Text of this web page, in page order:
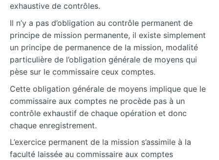
exhaustive de contrôles.
Il n’y a pas d’obligation au contrôle permanent de
principe de mission permanente, il existe simplement
un principe de permanence de la mission, modalité
particulière de l’obligation générale de moyens qui
pèse sur le commissaire ceux comptes.
Cette obligation générale de moyens implique que le
commissaire aux comptes ne procède pas à un
contrôle exhaustif de chaque opération et donc
chaque enregistrement.
L’exercice permanent de la mission s’assimile à la
faculté laissée au commissaire aux comptes